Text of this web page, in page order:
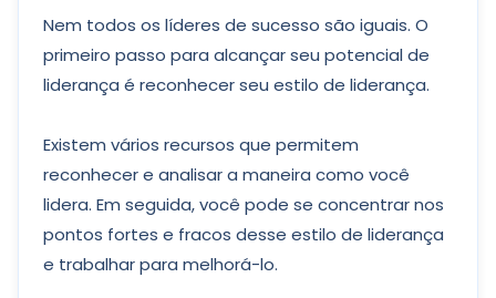
Nem todos os líderes de sucesso são iguais. O
primeiro passo para alcançar seu potencial de
liderança é reconhecer seu estilo de liderança.
Existem vários recursos que permitem
reconhecer e analisar a maneira como você
lidera. Em seguida, você pode se concentrar nos
pontos fortes e fracos desse estilo de liderança
e trabalhar para melhorá-lo.